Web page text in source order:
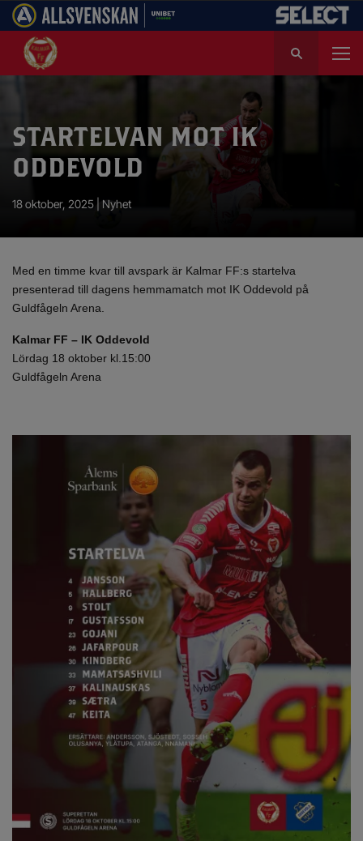
k
STARTELVAN MOT IK
ODDEVOLD
18 oktober, 2025 | Nyhet
Med en timme kvar till avspark är Kalmar FF:s startelva
presenterad till dagens hemmamatch mot IK Oddevold på
Guldfågeln Arena.
Kalmar FF – IK Oddevold
Lördag 18 oktober kl.15:00
Guldfågeln Arena